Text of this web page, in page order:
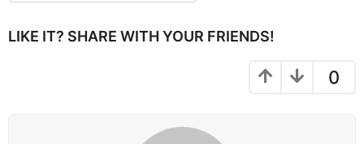
o
LIKE IT? SHARE WITH YOUR FRIENDS!
0